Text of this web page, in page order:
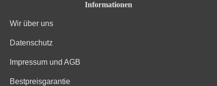
Informationen
Wir über uns
Datenschutz
Impressum und AGB
Bestpreisgarantie